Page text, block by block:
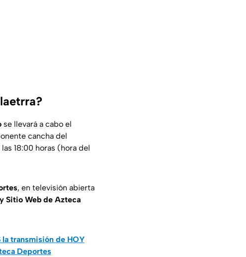
se llevará a cabo el
cancha del
18:00 horas (hora del
, en televisión abierta
Sitio Web de Azteca
la transmisión de HOY
Deportes